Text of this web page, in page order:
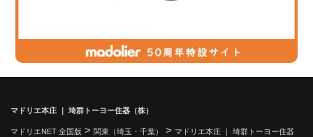
マドリエ本庄 ｜ 埼群トーヨー住器（株）
マドリエNET 全国版 > 関東（埼玉・千葉） > マドリエ本庄 ｜ 埼群トーヨー住器